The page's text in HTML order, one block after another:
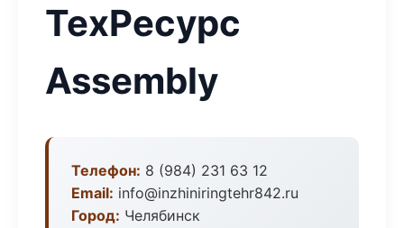
ТехРесурс
Assembly
Телефон: 8 (984) 231 63 12
Email: info@inzhiniringtehr842.ru
Город: Челябинск